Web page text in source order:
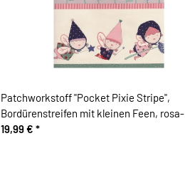
Patchworkstoff "Pocket Pixie Stripe",
Bordürenstreifen mit kleinen Feen, rosa-
stumpfes rot-taubenblau
19,99 € *